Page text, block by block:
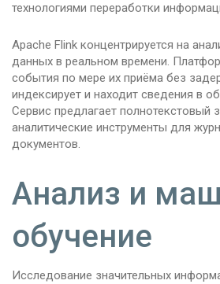
технологиями переработки
Apache Flink концентрируется на
данных в реальном времени.
события по мере их приёма без
индексирует и находит сведения в
Сервис предлагает полнотекстовый
аналитические инструменты для
документов.
Анализ и
обучение
Исследование значительных